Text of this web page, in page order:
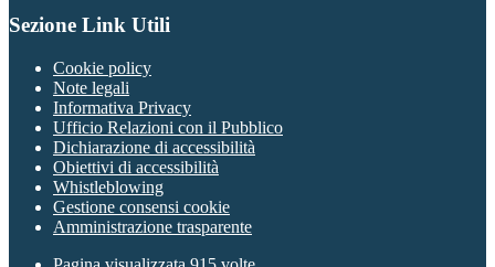
Sezione Link Utili
Cookie policy
Note legali
Informativa Privacy
Ufficio Relazioni con il Pubblico
Dichiarazione di accessibilità
Obiettivi di accessibilità
Whistleblowing
Gestione consensi cookie
Amministrazione trasparente